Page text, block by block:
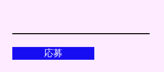
応募